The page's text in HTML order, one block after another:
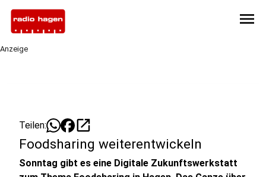
menu
Anzeige
Teilen: open_in_new
Foodsharing weiterentwickeln
Sonntag gibt es eine Digitale Zukunftswerkstatt